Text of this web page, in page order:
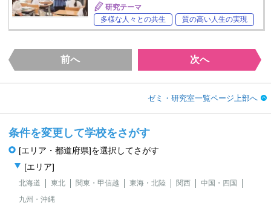
研究テーマ
多様な人々との共生
質の高い人生の実現
前へ 次へ
ゼミ・研究室一覧ページ上部へ
条件を変更して学校をさがす
[エリア・都道府県]を選択してさがす
[エリア]
北海道 東北 関東・甲信越 東海・北陸 関西
中国・四国
九州・沖縄